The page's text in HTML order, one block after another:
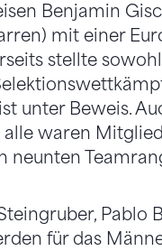
Benjamin
mit einer
stellte
unter Beweis.
alle waren
neunten
Pablo
für das